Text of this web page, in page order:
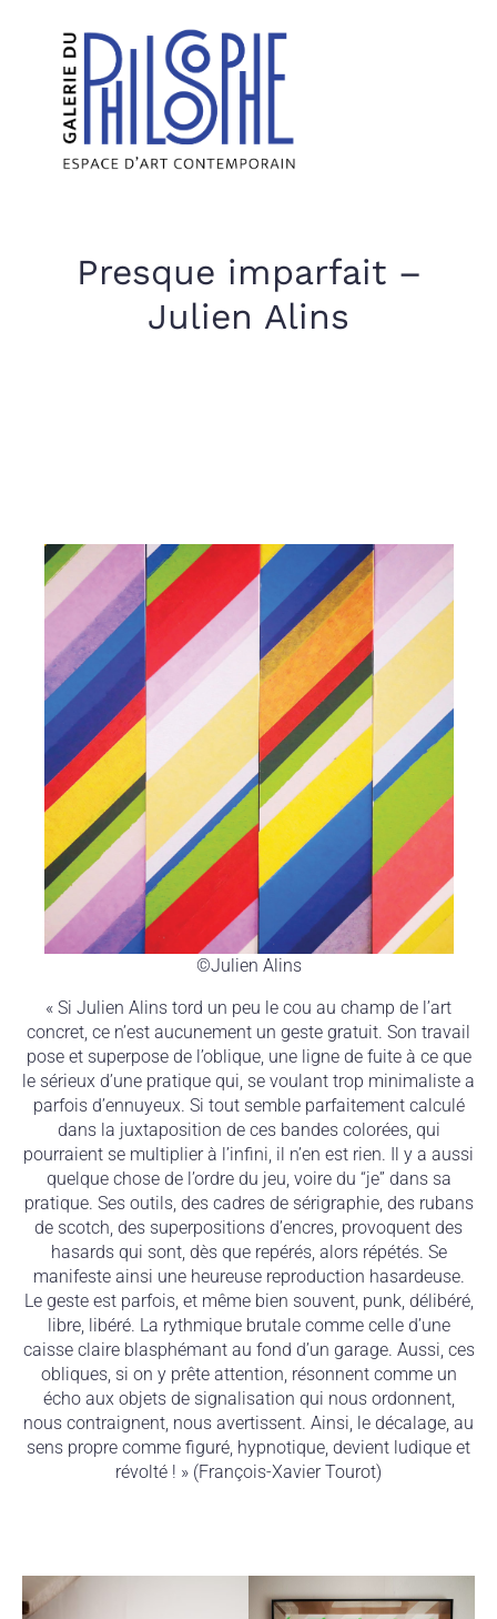
Presque imparfait –
Julien Alins
©Julien Alins
« Si Julien Alins tord un peu le cou au champ de l’art
concret, ce n’est aucunement un geste gratuit. Son travail
pose et superpose de l’oblique, une ligne de fuite à ce que
le sérieux d’une pratique qui, se voulant trop minimaliste a
parfois d’ennuyeux. Si tout semble parfaitement calculé
dans la juxtaposition de ces bandes colorées, qui
pourraient se multiplier à l’infini, il n’en est rien. Il y a aussi
quelque chose de l’ordre du jeu, voire du “je” dans sa
pratique. Ses outils, des cadres de sérigraphie, des rubans
de scotch, des superpositions d’encres, provoquent des
hasards qui sont, dès que repérés, alors répétés. Se
manifeste ainsi une heureuse reproduction hasardeuse.
Le geste est parfois, et même bien souvent, punk, délibéré,
libre, libéré. La rythmique brutale comme celle d’une
caisse claire blasphémant au fond d’un garage. Aussi, ces
obliques, si on y prête attention, résonnent comme un
écho aux objets de signalisation qui nous ordonnent,
nous contraignent, nous avertissent. Ainsi, le décalage, au
sens propre comme figuré, hypnotique, devient ludique et
révolté ! » (François-Xavier Tourot)